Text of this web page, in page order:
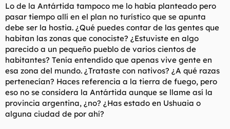
Lo de la Antártida tampoco me lo había planteado pero
pasar tiempo allí en el plan no turístico que se apunta
debe ser la hostia. ¿Qué puedes contar de las gentes que
habitan las zonas que conociste? ¿Estuviste en algo
parecido a un pequeño pueblo de varios cientos de
habitantes? Tenía entendido que apenas vive gente en
esa zona del mundo. ¿Trataste con nativos? ¿A qué razas
pertenecían? Haces referencia a la tierra de fuego, pero
eso no se considera la Antártida aunque se llame así la
provincia argentina, ¿no? ¿Has estado en Ushuaia o
alguna ciudad de por ahí?